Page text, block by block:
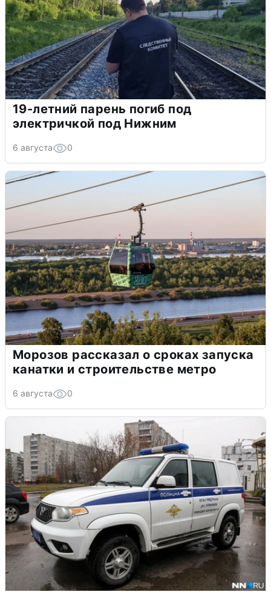
19-летний парень погиб под
электричкой под Нижним
6 августа 0
Морозов рассказал о сроках запуска
канатки и строительстве метро
6 августа 0